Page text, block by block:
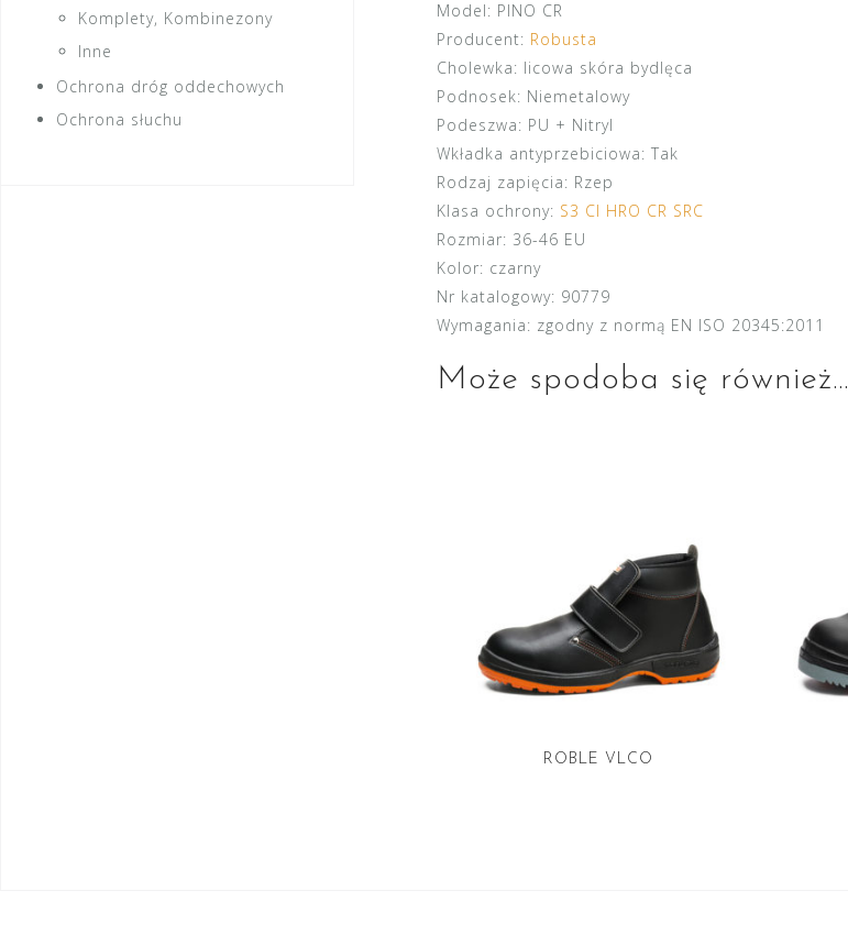
Model: PINO CR
Producent: Robusta
Cholewka: licowa skóra bydlęca
Podnosek: Niemetalowy
Podeszwa: PU + Nitryl
Wkładka antyprzebiciowa: Tak
Rodzaj zapięcia: Rzep
Klasa ochrony: S3 CI HRO CR SRC
Rozmiar: 36-46 EU
Kolor: czarny
Nr katalogowy: 90779
Wymagania: zgodny z normą EN ISO 20345:2011
Może spodoba się również…
ROBLE VLCO
Komplety, Kombinezony
Inne
Ochrona dróg oddechowych
Ochrona słuchu